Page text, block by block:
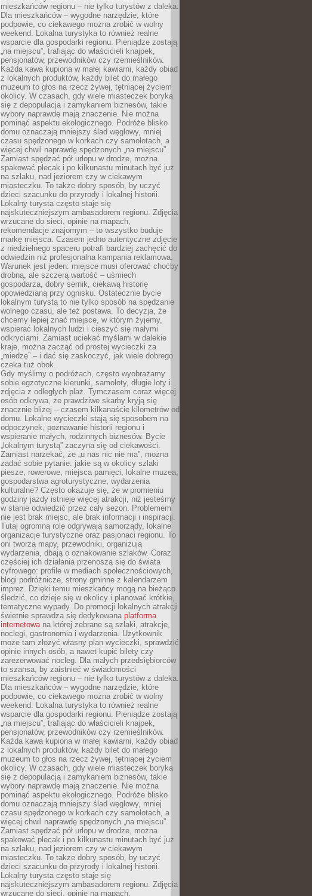
mieszkańców regionu – nie tylko turystów z daleka.
Dla mieszkańców – wygodne narzędzie, które
podpowie, co ciekawego można zrobić w wolny
weekend. Lokalna turystyka to również realne
wsparcie dla gospodarki regionu. Pieniądze zostają
„na miejscu”, trafiając do właścicieli knajpek,
pensjonatów, przewodników czy rzemieślników.
Każda kawa kupiona w małej kawiarni, każdy obiad
z lokalnych produktów, każdy bilet do małego
muzeum to głos na rzecz żywej, tętniącej życiem
okolicy. W czasach, gdy wiele miasteczek boryka
się z depopulacją i zamykaniem biznesów, takie
wybory naprawdę mają znaczenie. Nie można
pominąć aspektu ekologicznego. Podróże blisko
domu oznaczają mniejszy ślad węglowy, mniej
czasu spędzonego w korkach czy samolotach, a
więcej chwil naprawdę spędzonych „na miejscu”.
Zamiast spędzać pół urlopu w drodze, można
spakować plecak i po kilkunastu minutach być już
na szlaku, nad jeziorem czy w ciekawym
miasteczku. To także dobry sposób, by uczyć
dzieci szacunku do przyrody i lokalnej historii.
Lokalny turysta często staje się
najskuteczniejszym ambasadorem regionu. Zdjęcia
wrzucane do sieci, opinie na mapach,
rekomendacje znajomym – to wszystko buduje
markę miejsca. Czasem jedno autentyczne zdjęcie
z niedzielnego spaceru potrafi bardziej zachęcić do
odwiedzin niż profesjonalna kampania reklamowa.
Warunek jest jeden: miejsce musi oferować choćby
drobną, ale szczerą wartość – uśmiech
gospodarza, dobry sernik, ciekawą historię
opowiedzianą przy ognisku. Ostatecznie bycie
lokalnym turystą to nie tylko sposób na spędzanie
wolnego czasu, ale też postawa. To decyzja, że
chcemy lepiej znać miejsce, w którym żyjemy,
wspierać lokalnych ludzi i cieszyć się małymi
odkryciami. Zamiast uciekać myślami w dalekie
kraje, można zacząć od prostej wycieczki za
„miedzę” – i dać się zaskoczyć, jak wiele dobrego
czeka tuż obok.
Gdy myślimy o podróżach, często wyobrażamy
sobie egzotyczne kierunki, samoloty, długie loty i
zdjęcia z odległych plaż. Tymczasem coraz więcej
osób odkrywa, że prawdziwe skarby kryją się
znacznie bliżej – czasem kilkanaście kilometrów od
domu. Lokalne wycieczki stają się sposobem na
odpoczynek, poznawanie historii regionu i
wspieranie małych, rodzinnych biznesów. Bycie
„lokalnym turystą” zaczyna się od ciekawości.
Zamiast narzekać, że „u nas nic nie ma”, można
zadać sobie pytanie: jakie są w okolicy szlaki
piesze, rowerowe, miejsca pamięci, lokalne muzea,
gospodarstwa agroturystyczne, wydarzenia
kulturalne? Często okazuje się, że w promieniu
godziny jazdy istnieje więcej atrakcji, niż jesteśmy
w stanie odwiedzić przez cały sezon. Problemem
nie jest brak miejsc, ale brak informacji i inspiracji.
Tutaj ogromną rolę odgrywają samorządy, lokalne
organizacje turystyczne oraz pasjonaci regionu. To
oni tworzą mapy, przewodniki, organizują
wydarzenia, dbają o oznakowanie szlaków. Coraz
częściej ich działania przenoszą się do świata
cyfrowego: profile w mediach społecznościowych,
blogi podróżnicze, strony gminne z kalendarzem
imprez. Dzięki temu mieszkańcy mogą na bieżąco
śledzić, co dzieje się w okolicy i planować krótkie,
tematyczne wypady. Do promocji lokalnych atrakcji
świetnie sprawdza się dedykowana platforma
internetowana której zebrane są szlaki, atrakcje,
noclegi, gastronomia i wydarzenia. Użytkownik
może tam złożyć własny plan wycieczki, sprawdzić
opinie innych osób, a nawet kupić bilety czy
zarezerwować nocleg. Dla małych przedsiębiorców
to szansa, by zaistnieć w świadomości
mieszkańców regionu – nie tylko turystów z daleka.
Dla mieszkańców – wygodne narzędzie, które
podpowie, co ciekawego można zrobić w wolny
weekend. Lokalna turystyka to również realne
wsparcie dla gospodarki regionu. Pieniądze zostają
„na miejscu”, trafiając do właścicieli knajpek,
pensjonatów, przewodników czy rzemieślników.
Każda kawa kupiona w małej kawiarni, każdy obiad
z lokalnych produktów, każdy bilet do małego
muzeum to głos na rzecz żywej, tętniącej życiem
okolicy. W czasach, gdy wiele miasteczek boryka
się z depopulacją i zamykaniem biznesów, takie
wybory naprawdę mają znaczenie. Nie można
pominąć aspektu ekologicznego. Podróże blisko
domu oznaczają mniejszy ślad węglowy, mniej
czasu spędzonego w korkach czy samolotach, a
więcej chwil naprawdę spędzonych „na miejscu”.
Zamiast spędzać pół urlopu w drodze, można
spakować plecak i po kilkunastu minutach być już
na szlaku, nad jeziorem czy w ciekawym
miasteczku. To także dobry sposób, by uczyć
dzieci szacunku do przyrody i lokalnej historii.
Lokalny turysta często staje się
najskuteczniejszym ambasadorem regionu. Zdjęcia
wrzucane do sieci, opinie na mapach,